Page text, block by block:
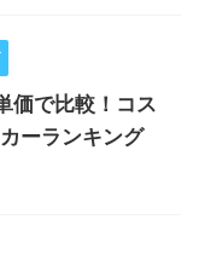
価で比較！コス
ーランキング